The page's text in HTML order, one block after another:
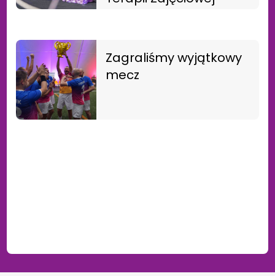
Zagraliśmy wyjątkowy
mecz